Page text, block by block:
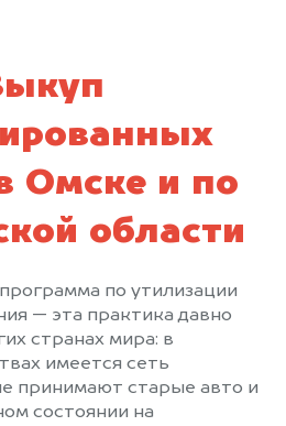
Омске и по
области
по утилизации
— эта практика давно
странах мира: в
имеется сеть
принимают старые авто и
состоянии на